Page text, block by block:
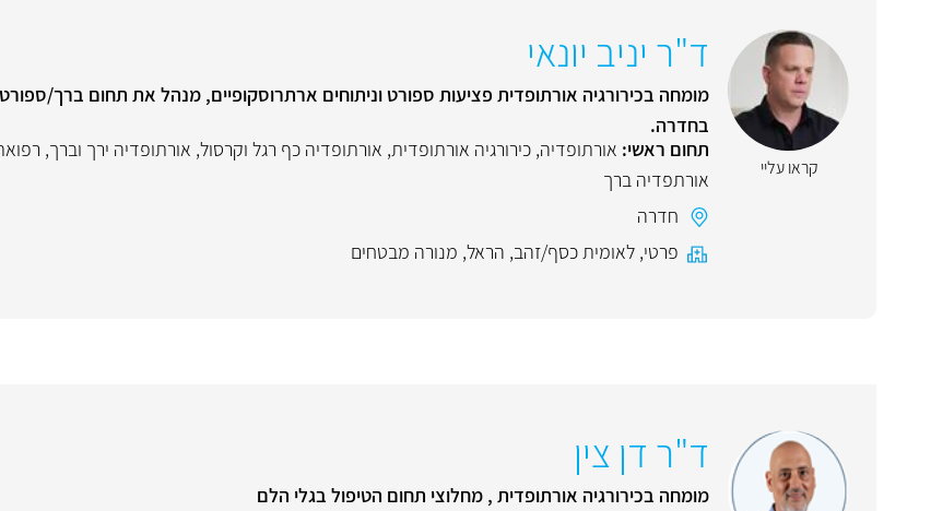
קראו עליי
ד"ר יניב יונאי
מומחה בכירורגיה אורתופדית פציעות ספורט וניתוחים ארתרוסקופיים, מנהל את תחום ברך/
בחדרה.
תחום ראשי: אורתופדיה, כירורגיה אורתופדית, אורתופדיה כף רגל וקרסול, אורתופדיה ירך וברך,
אורתפדיה ברך
חדרה
פרטי, לאומית כסף/זהב, הראל, מנורה מבטחים
ד"ר דן צין
מומחה בכירורגיה אורתופדית , מחלוצי תחום הטיפול בגלי הלם